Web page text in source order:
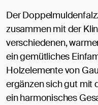
Der
zusammen mit der
verschiedenen,
ein gemütliches
Holzelemente von
ergänzen sich gut mit
ein harmonisches